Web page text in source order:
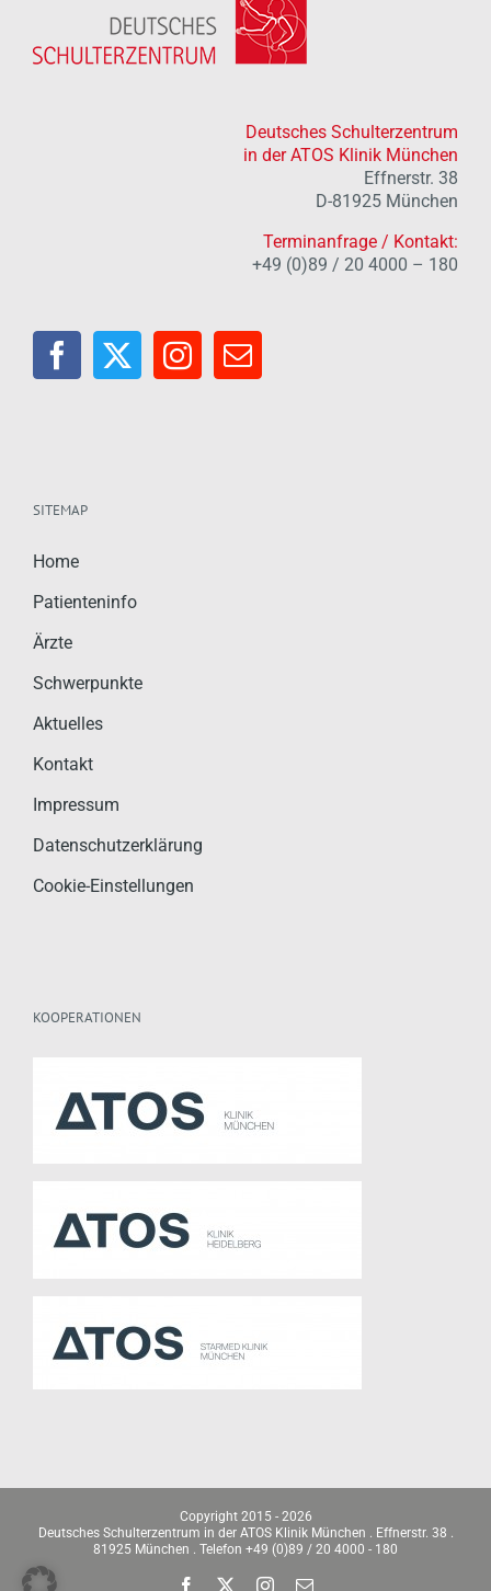
Deutsches Schulterzentrum
in der ATOS Klinik München
Effnerstr. 38
D-81925 München
Terminanfrage / Kontakt:
+49 (0)89 / 20 4000 – 180
SITEMAP
Home
Patienteninfo
Ärzte
Schwerpunkte
Aktuelles
Kontakt
Impressum
Datenschutzerklärung
Cookie-Einstellungen
KOOPERATIONEN
Copyright 2015 - 2026
Deutsches Schulterzentrum in der ATOS Klinik München . Effnerstr. 38 .
81925 München . Telefon +49 (0)89 / 20 4000 - 180
Facebook Instagram
E-